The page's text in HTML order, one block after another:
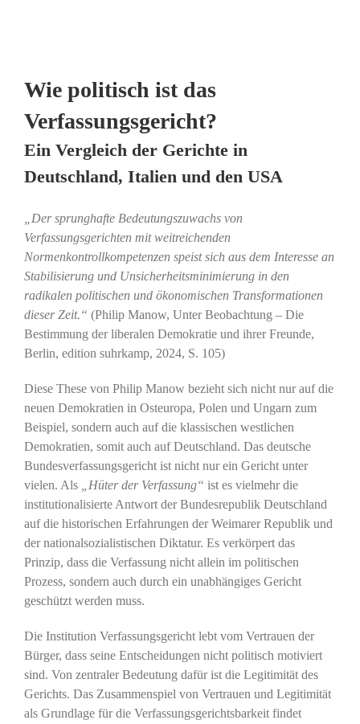
Wie politisch ist das
Verfassungsgericht?
Ein Vergleich der Gerichte in
Deutschland, Italien und den USA
„Der sprunghafte Bedeutungszuwachs von
Verfassungsgerichten mit weitreichenden
Normenkontrollkompetenzen speist sich aus dem Interesse an
Stabilisierung und Unsicherheitsminimierung in den
radikalen politischen und ökonomischen Transformationen
dieser Zeit.“ (Philip Manow, Unter Beobachtung – Die
Bestimmung der liberalen Demokratie und ihrer Freunde,
Berlin, edition suhrkamp, 2024, S. 105)
Diese These von Philip Manow bezieht sich nicht nur auf die
neuen Demokratien in Osteuropa, Polen und Ungarn zum
Beispiel, sondern auch auf die klassischen westlichen
Demokratien, somit auch auf Deutschland. Das deutsche
Bundesverfassungsgericht ist nicht nur ein Gericht unter
vielen. Als
„Hüter der Verfassung“ ist es vielmehr die
institutionalisierte Antwort der Bundesrepublik Deutschland
auf die historischen Erfahrungen der Weimarer Republik und
der nationalsozialistischen Diktatur. Es verkörpert das
Prinzip, dass die Verfassung nicht allein im politischen
Prozess, sondern auch durch ein unabhängiges Gericht
geschützt werden muss.
Die Institution Verfassungsgericht lebt vom Vertrauen der
Bürger, dass seine Entscheidungen nicht politisch motiviert
sind. Von zentraler Bedeutung dafür ist die Legitimität des
Gerichts. Das Zusammenspiel von Vertrauen und Legitimität
als Grundlage für die Verfassungsgerichtsbarkeit findet